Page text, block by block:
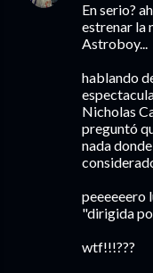
En serio?
estrenar la
Astroboy...
hablando
Nicholas
preguntó
nada
peeeeeero
"dirigida
wtf!!!???